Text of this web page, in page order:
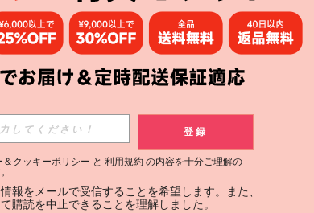
購読
登録する
登録
＆クッキーポリシー と 利用規約 の内容を十分ご理解の
報をメールで受信することを希望します。また、
購読を中止できることを理解しました。